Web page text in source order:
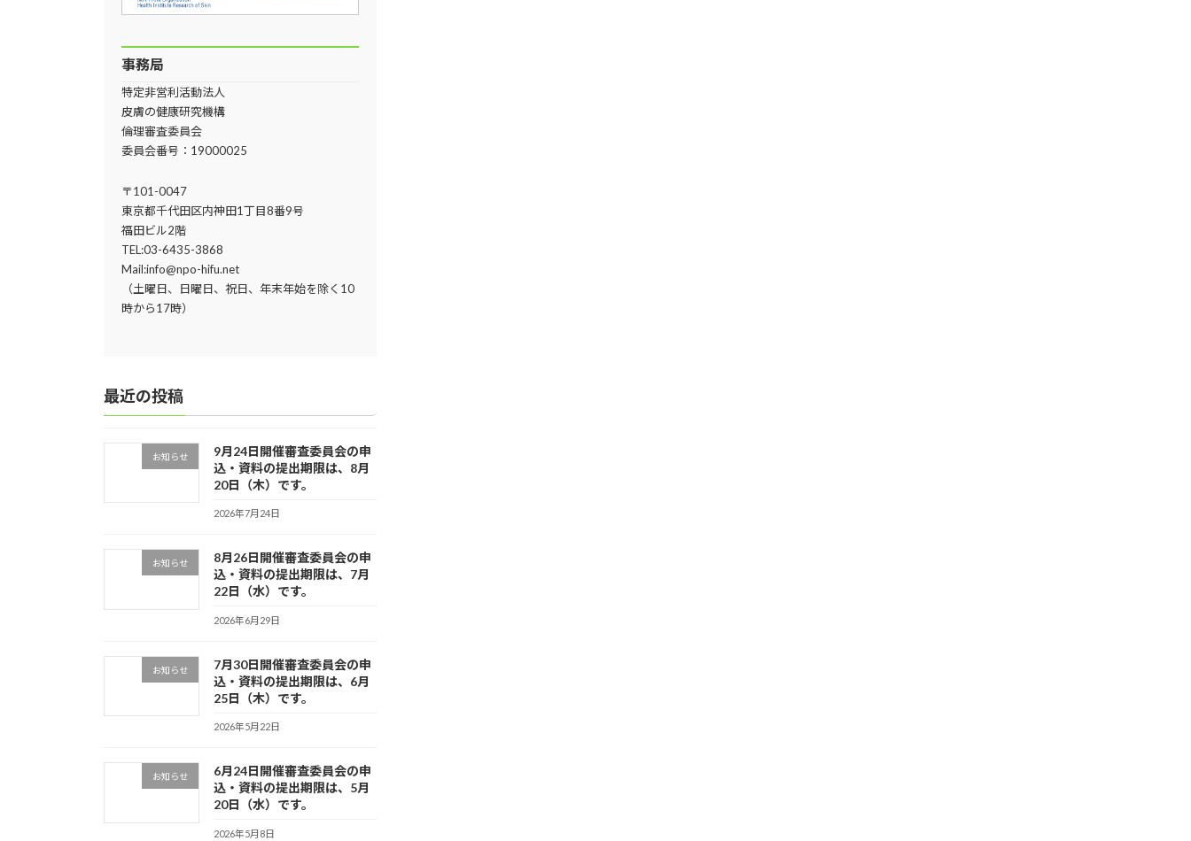
事務局
特定非営利活動法人
皮膚の健康研究機構
倫理審査委員会
委員会番号：19000025
〒101-0047
東京都千代田区内神田1丁目8番9号
福田ビル2階
TEL:03-6435-3868
Mail:info@npo-hifu.net
（土曜日、日曜日、祝日、年末年始を除く10
時から17時）
最近の投稿
お知らせ
9月24日開催審査委員会の申
込・資料の提出期限は、8月
20日（木）です。
2026年7月24日
お知らせ
8月26日開催審査委員会の申
込・資料の提出期限は、7月
22日（水）です。
2026年6月29日
お知らせ
7月30日開催審査委員会の申
込・資料の提出期限は、6月
25日（木）です。
2026年5月22日
お知らせ
6月24日開催審査委員会の申
込・資料の提出期限は、5月
20日（水）です。
2026年5月8日